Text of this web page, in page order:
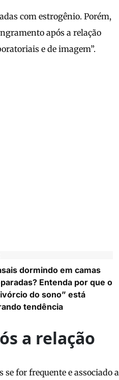
com estrogênio. Porém,
após a relação
e de imagem”.
dormindo em camas
Entenda por que o
do sono” está
tendência
a relação
for frequente e associado a